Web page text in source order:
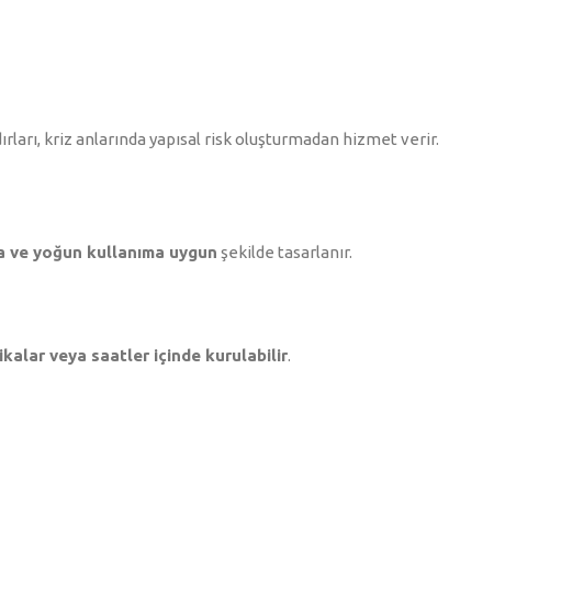
kriz anlarında yapısal risk oluşturmadan hizmet verir.
ve yoğun kullanıma uygun şekilde tasarlanır.
veya saatler içinde kurulabilir.